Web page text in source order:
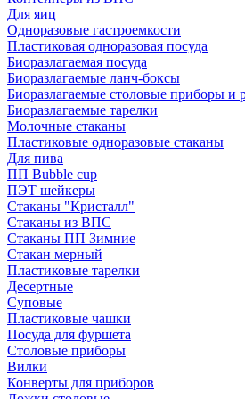
Для яиц
Одноразовые гастроемкости
Пластиковая одноразовая посуда
Биоразлагаемая посуда
Биоразлагаемые ланч-боксы
Биоразлагаемые столовые приборы и
Биоразлагаемые тарелки
Молочные стаканы
Пластиковые одноразовые стаканы
Для пива
ПП Bubble cup
ПЭТ шейкеры
Стаканы "Кристалл"
Стаканы из ВПС
Стаканы ПП Зимние
Стакан мерный
Пластиковые тарелки
Десертные
Суповые
Пластиковые чашки
Посуда для фуршета
Столовые приборы
Вилки
Конверты для приборов